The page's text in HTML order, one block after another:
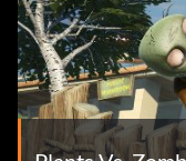
25 matches de Team
Coupe-mauvaises
tournesols, 100
Défense contre les